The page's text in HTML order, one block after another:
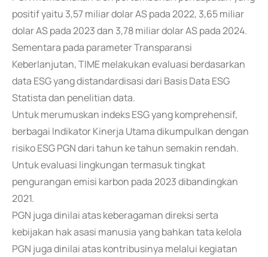
positif yaitu 3,57 miliar dolar AS pada 2022, 3,65 miliar
dolar AS pada 2023 dan 3,78 miliar dolar AS pada 2024.
Sementara pada parameter Transparansi
Keberlanjutan, TIME melakukan evaluasi berdasarkan
data ESG yang distandardisasi dari Basis Data ESG
Statista dan penelitian data.
Untuk merumuskan indeks ESG yang komprehensif,
berbagai Indikator Kinerja Utama dikumpulkan dengan
risiko ESG PGN dari tahun ke tahun semakin rendah.
Untuk evaluasi lingkungan termasuk tingkat
pengurangan emisi karbon pada 2023 dibandingkan
2021.
PGN juga dinilai atas keberagaman direksi serta
kebijakan hak asasi manusia yang bahkan tata kelola
PGN juga dinilai atas kontribusinya melalui kegiatan